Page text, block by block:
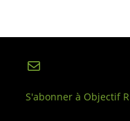
E-mail
S'abonner à Objectif R